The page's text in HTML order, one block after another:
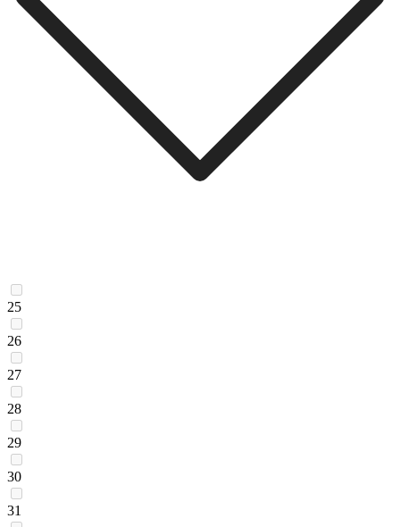
25
26
27
28
29
30
31